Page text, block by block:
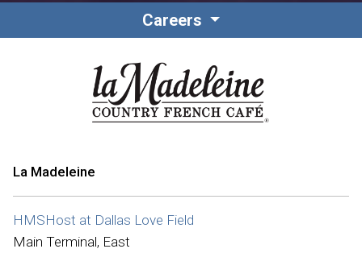
Careers
La Madeleine
HMSHost at Dallas Love Field
Main Terminal, East